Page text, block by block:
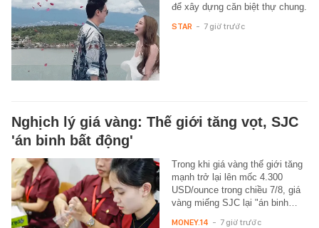
để xây dựng căn biệt thự chung.
STAR - 7 giờ trước
Nghịch lý giá vàng: Thế giới tăng vọt, SJC
'án binh bất động'
Trong khi giá vàng thế giới tăng
mạnh trở lại lên mốc 4.300
USD/ounce trong chiều 7/8, giá
vàng miếng SJC lại "án binh…
MONEY.14 - 7 giờ trước